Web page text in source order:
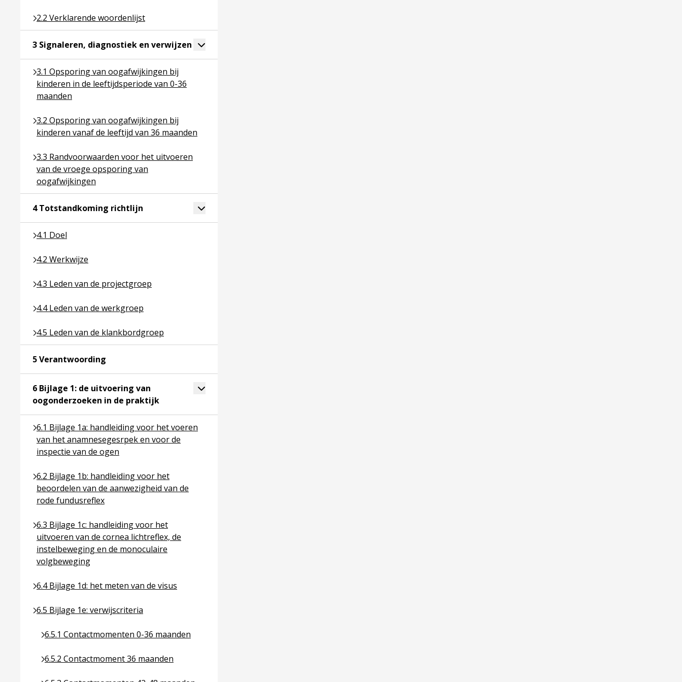
2.2 Verklarende woordenlijst
Ga naar pagina over 2.2 Verklarende woordenlijst
3 Signaleren, diagnostiek en verwijzen Ga naar pagina over 3 Signaleren, diagnostiek en verwijzen
Toggle accordion over 3 Signaleren, diagnostiek en verwijzen
3.1 Opsporing van oogafwijkingen bij
kinderen in de leeftijdsperiode van 0-36
maanden
Ga naar pagina over 3.1 Opsporing van oogafwijkingen bij kinderen in de leeftijdsperiode van 0-36 maanden
3.2 Opsporing van oogafwijkingen bij
kinderen vanaf de leeftijd van 36 maanden
Ga naar pagina over 3.2 Opsporing van oogafwijkingen bij kinderen vanaf de leeftijd van 36 maanden
3.3 Randvoorwaarden voor het uitvoeren
van de vroege opsporing van
oogafwijkingen
Ga naar pagina over 3.3 Randvoorwaarden voor het uitvoeren van de vroege opsporing van oogafwijkingen
4 Totstandkoming richtlijn Ga naar pagina over 4 Totstandkoming richtlijn
Toggle accordion over 4 Totstandkoming richtlijn
4.1 Doel
Ga naar pagina over 4.1 Doel
4.2 Werkwijze
Ga naar pagina over 4.2 Werkwijze
4.3 Leden van de projectgroep
Ga naar pagina over 4.3 Leden van de projectgroep
4.4 Leden van de werkgroep
Ga naar pagina over 4.4 Leden van de werkgroep
4.5 Leden van de klankbordgroep
Ga naar pagina over 4.5 Leden van de klankbordgroep
5 Verantwoording
6 Bijlage 1: de uitvoering van
oogonderzoeken in de praktijkGa naar pagina over 6 Bijlage 1: de uitvoering van oogonderzoeken in de praktijk
Toggle accordion over 6 Bijlage 1: de uitvoering van oogonderzoeken in de praktijk
6.1 Bijlage 1a: handleiding voor het voeren
van het anamnesegesrpek en voor de
inspectie van de ogen
Ga naar pagina over 6.1 Bijlage 1a: handleiding voor het voeren van het anamnesegesrpek en voor de inspectie van de ogen
6.2 Bijlage 1b: handleiding voor het
beoordelen van de aanwezigheid van de
rode fundusreflex
Ga naar pagina over 6.2 Bijlage 1b: handleiding voor het beoordelen van de aanwezigheid van de rode fundusreflex
6.3 Bijlage 1c: handleiding voor het
uitvoeren van de cornea lichtreflex, de
instelbeweging en de monoculaire
volgbeweging
Ga naar pagina over 6.3 Bijlage 1c: handleiding voor het uitvoeren van de cornea lichtreflex, de instelbeweging en de monoculaire volgbeweging
6.4 Bijlage 1d: het meten van de visus
Ga naar pagina over 6.4 Bijlage 1d: het meten van de visus
6.5 Bijlage 1e: verwijscriteria
Ga naar pagina over 6.5 Bijlage 1e: verwijscriteria
6.5.1 Contactmomenten 0-36 maanden
Ga naar pagina over 6.5.1 Contactmomenten 0-36 maanden
6.5.2 Contactmoment 36 maanden
Ga naar pagina over 6.5.2 Contactmoment 36 maanden